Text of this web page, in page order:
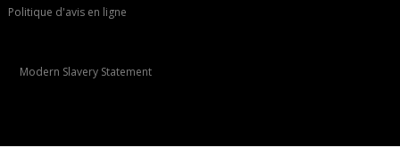
Politique d'avis en ligne
Modern Slavery Statement